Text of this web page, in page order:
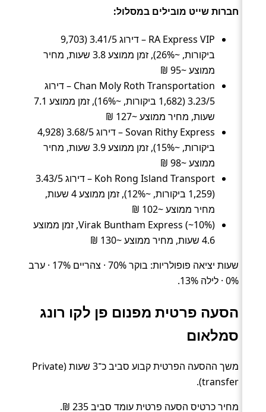
חברות שייט מובילים במסלול:
RA Express VIP – דירוג 3.41/5 (9,703
ביקורות, ~26%), זמן ממוצע 3.8 שעות, מחיר
ממוצע ~95 ₪
Chan Moly Roth Transportation – דירוג
3.23/5 (1,682 ביקורות, ~16%), זמן ממוצע 7.1
שעות, מחיר ממוצע ~127 ₪
Sovan Rithy Express – דירוג 3.68/5 (4,928
ביקורות, ~15%), זמן ממוצע 3.9 שעות, מחיר
ממוצע ~98 ₪
Koh Rong Island Transport – דירוג 3.43/5
(1,259 ביקורות, ~12%), זמן ממוצע 4 שעות,
מחיר ממוצע ~102 ₪
Virak Buntham Express (~10%), זמן ממוצע
4.6 שעות, מחיר ממוצע ~130 ₪
שעות יציאה פופולריות: בוקר 70% · צהריים 17% · ערב
0% · לילה 13%.
הסעה פרטית מפנום פן לקו רונג
סמלאום
משך ההסעה הפרטית קבוע סביב כ־3 שעות (Private
transfer).
מחיר כרטיס הסעה פרטית עומד סביב 235 ₪.